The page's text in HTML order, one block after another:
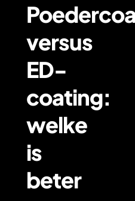
versus
ED-
coating:
welke
is
beter